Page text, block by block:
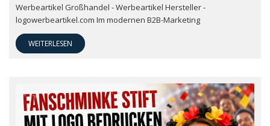
Werbeartikel Großhandel - Werbeartikel Hersteller -
logowerbeartikel.com Im modernen B2B-Marketing
WEITERLESEN